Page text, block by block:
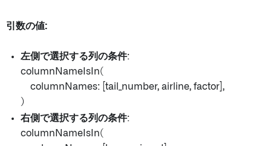
引数の値:
左側で選択する列の条件:
columnNameIsIn(
columnNames: [tail_number, airline, factor],
)
右側で選択する列の条件:
columnNameIsIn(